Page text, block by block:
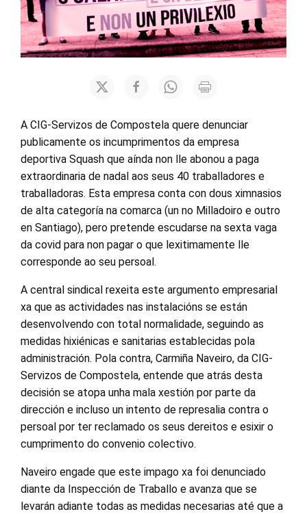
A CIG-Servizos de Compostela quere denunciar
publicamente os incumprimentos da empresa
deportiva Squash que aínda non lle abonou a paga
extraordinaria de nadal aos seus 40 traballadores e
traballadoras. Esta empresa conta con dous ximnasios
de alta categoría na comarca (un no Milladoiro e outro
en Santiago), pero pretende escudarse na sexta vaga
da covid para non pagar o que lexitimamente lle
corresponde ao seu persoal.
A central sindical rexeita este argumento empresarial
xa que as actividades nas instalacións se están
desenvolvendo con total normalidade, seguindo as
medidas hixiénicas e sanitarias establecidas pola
administración. Pola contra, Carmiña Naveiro, da CIG-
Servizos de Compostela, entende que atrás desta
decisión se atopa unha mala xestión por parte da
dirección e incluso un intento de represalia contra o
persoal por ter reclamado os seus dereitos e esixir o
cumprimento do convenio colectivo.
Naveiro engade que este impago xa foi denunciado
diante da Inspección de Traballo e avanza que se
levarán adiante todas as medidas necesarias até que a